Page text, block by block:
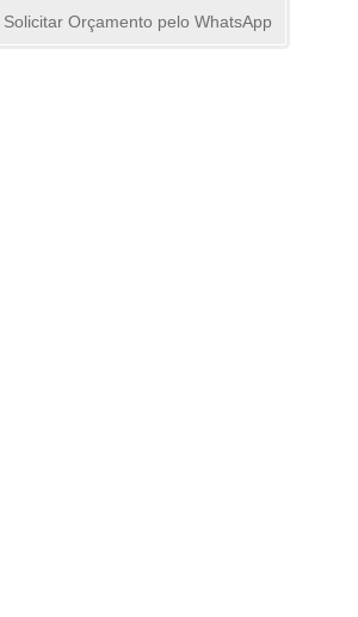
Solicitar Orçamento pelo WhatsApp